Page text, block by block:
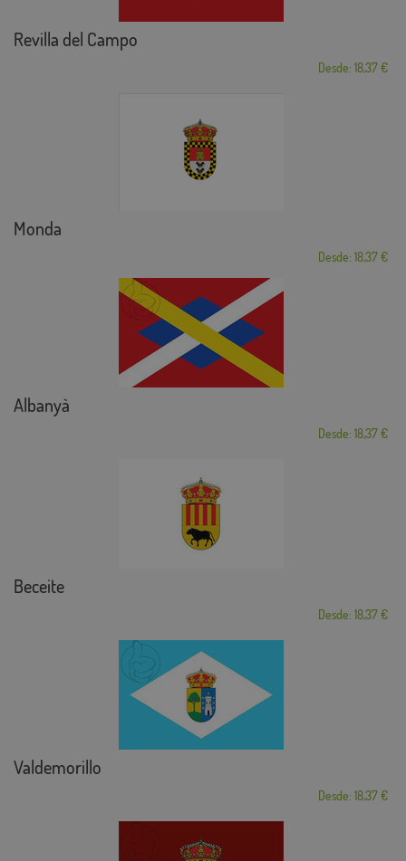
Revilla del Campo
Desde: 18,37 €
Monda
Desde: 18,37 €
Albanyà
Desde: 18,37 €
Beceite
Desde: 18,37 €
Valdemorillo
Desde: 18,37 €